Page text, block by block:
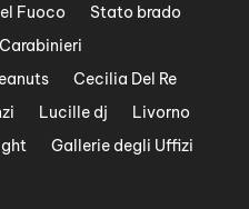
Fuoco
Stato brado
Cecilia Del Re
Lucille dj
Livorno
Gallerie degli Uffizi